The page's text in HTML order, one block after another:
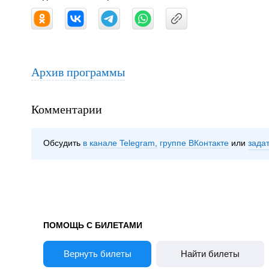
Архив программы
Комментарии
Обсудить в канале Telegram группе ВКонтакте
ПОМОЩЬ С БИЛЕТАМИ
Вернуть билеты Найти билеты